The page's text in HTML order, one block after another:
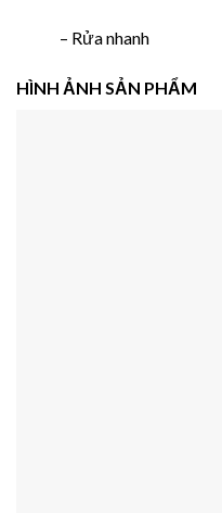
– Rửa nhanh
HÌNH ẢNH SẢN PHẨM